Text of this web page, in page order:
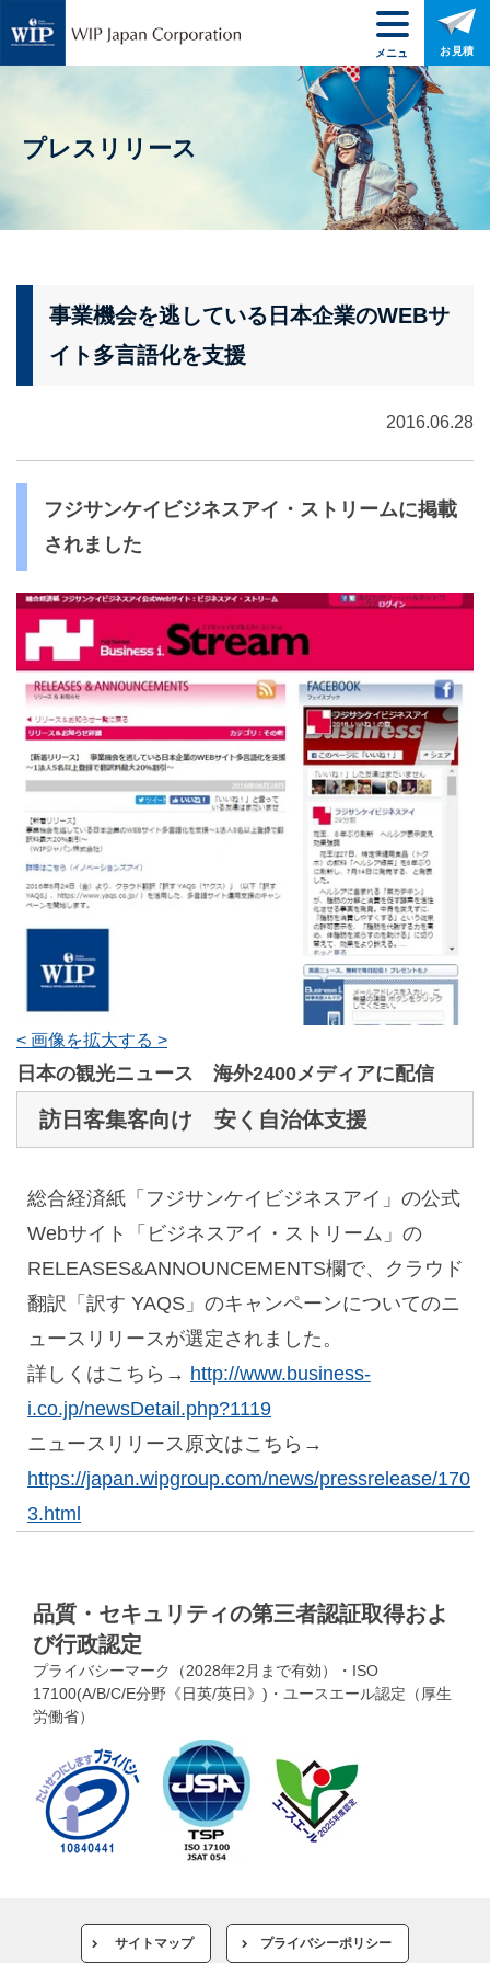
プレスリリース
事業機会を逃している日本企業のWEBサ
イト多言語化を支援
2016.06.28
フジサンケイビジネスアイ・ストリームに掲載
されました
< 画像を拡大する >
日本の観光ニュース 海外2400メディアに配信
訪日客集客向け 安く自治体支援
総合経済紙「フジサンケイビジネスアイ」の公式
Webサイト「ビジネスアイ・ストリーム」の
RELEASES&ANNOUNCEMENTS欄で、クラウド
翻訳「訳す YAQS」のキャンペーンについてのニ
ュースリリースが選定されました。
詳しくはこちら→ http://www.business-
i.co.jp/newsDetail.php?1119
ニュースリリース原文はこちら→
https://japan.wipgroup.com/news/pressrelease/170
3.html
品質・セキュリティの第三者認証取得およ
び行政認定
プライバシーマーク（2028年2月まで有効）・ISO
17100(A/B/C/E分野《日英/英日》)・ユースエール認定（厚生
労働省）
メニュ
ー
お見積
サイトマップ プライバシーポリシー